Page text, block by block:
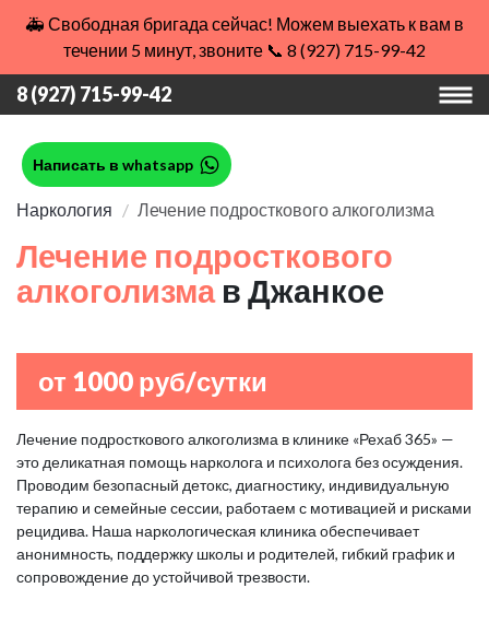
🚑 Свободная бригада сейчас! Можем выехать к вам в
течении 5 минут, звоните 📞 8 (927) 715-99-42
8 (927) 715-99-42
Написать в whatsapp
Наркология Лечение подросткового алкоголизма
Лечение подросткового
алкоголизма в Джанкое
от 1000 руб/сутки
Лечение подросткового алкоголизма в клинике «Рехаб 365» —
это деликатная помощь нарколога и психолога без осуждения.
Проводим безопасный детокс, диагностику, индивидуальную
терапию и семейные сессии, работаем с мотивацией и рисками
рецидива. Наша наркологическая клиника обеспечивает
анонимность, поддержку школы и родителей, гибкий график и
сопровождение до устойчивой трезвости.